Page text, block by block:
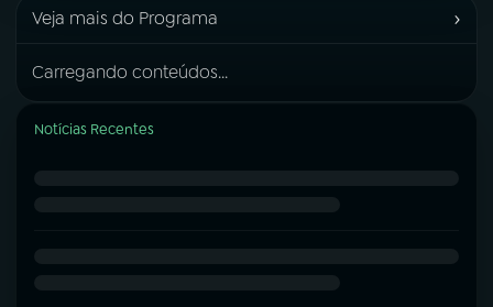
Veja mais do Programa ›
Carregando conteúdos...
Notícias Recentes